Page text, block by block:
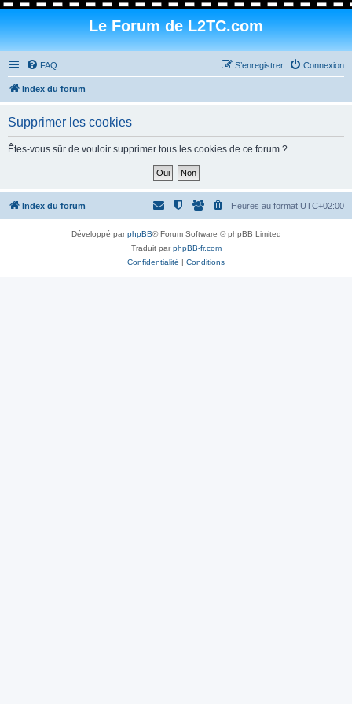
Le Forum de L2TC.com
FAQ Connexion
S’enregistrer
Index du forum
Supprimer les cookies
Êtes-vous sûr de vouloir supprimer tous les cookies de ce forum ?
Index du forum Heures au format UTC+02:00
Développé parphpBB® Forum Software © phpBB Limited
Traduit parphpBB-fr.com
Confidentialité | Conditions